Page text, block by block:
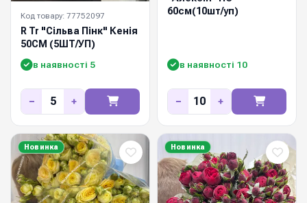
Код товару: 77752097
R Tr "Сільва Пінк" Кенія
50СМ (5ШТ/УП)
в наявності 5
− +
60см(10шт/уп)
в наявності 10
− +
Новинка Новинка